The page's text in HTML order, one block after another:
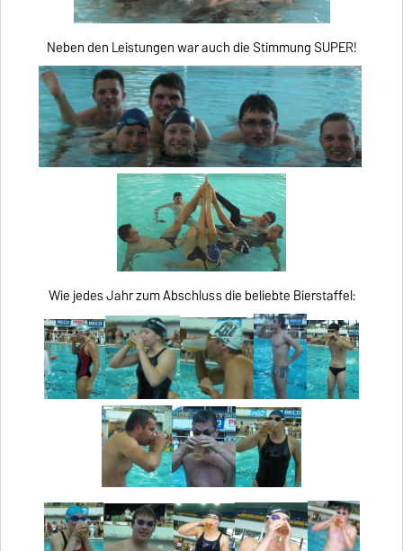
Neben den Leistungen war auch die Stimmung SUPER!
Wie jedes Jahr zum Abschluss die beliebte Bierstaffel: